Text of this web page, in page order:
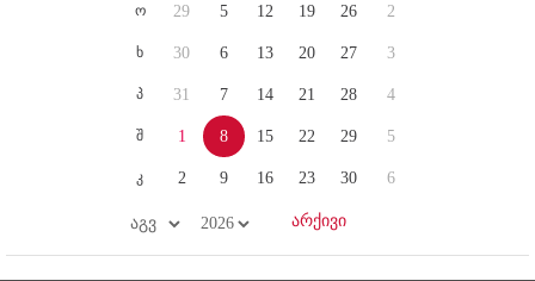
ო
ხ
პ
შ
კ
29
30
31
1
2
5
6
7
8
9
12
13
14
15
16
19
20
21
22
23
26
27
28
29
30
2
3
4
5
6